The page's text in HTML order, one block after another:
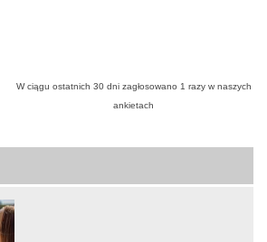
W ciągu ostatnich 30 dni zagłosowano 1 razy w naszych
ankietach